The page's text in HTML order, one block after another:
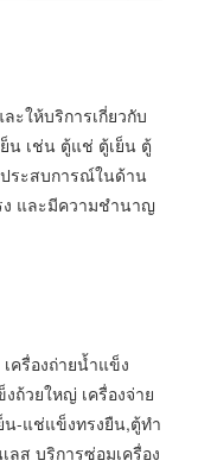
ะให้บริการเกี่ยวกับ
น เช่น ตู้แช่ ตู้เย็น ตู้
ระสบการณ์ในด้าน
ง และมีความชำนาญ
ครื่องถ่ายน้ำแข็ง
ถ้วยใหญ่ เครื่องจ่าย
-แช่แข็งทรงยืน,ตู้ทำ
ลส บริการซ่อมเครื่อง